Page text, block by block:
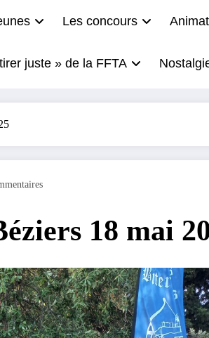
Les concours
juste » de la FFTA
18 mai